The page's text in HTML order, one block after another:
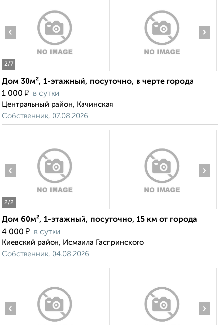
2/7
‹ ›
Дом 30м², 1-этажный, посуточно, в черте города
1 000 ₽ в сутки
Центральный район, Качинская
Собственник, 07.08.2026
2/2
‹ ›
Дом 60м², 1-этажный, посуточно, 15 км от города
4 000 ₽ в сутки
Киевский район, Исмаила Гаспринского
Собственник, 04.08.2026
‹ ›